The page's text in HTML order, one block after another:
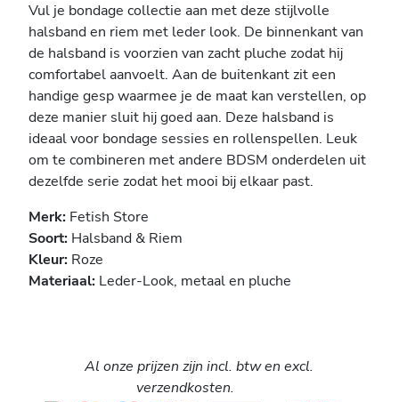
Vul je bondage collectie aan met deze stijlvolle
halsband en riem met leder look. De binnenkant van
de halsband is voorzien van zacht pluche zodat hij
comfortabel aanvoelt. Aan de buitenkant zit een
handige gesp waarmee je de maat kan verstellen, op
deze manier sluit hij goed aan. Deze halsband is
ideaal voor bondage sessies en rollenspellen. Leuk
om te combineren met andere BDSM onderdelen uit
dezelfde serie zodat het mooi bij elkaar past.
Merk: Fetish Store
Soort: Halsband & Riem
Kleur: Roze
Materiaal: Leder-Look, metaal en pluche
Al onze prijzen zijn incl. btw en excl.
verzendkosten.